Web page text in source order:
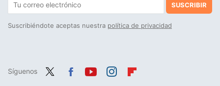
SUSCRIBIR
Suscribiéndote aceptas nuestra política de privacidad
Síguenos